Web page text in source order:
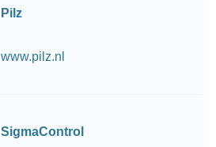
Pilz
www.pilz.nl
SigmaControl